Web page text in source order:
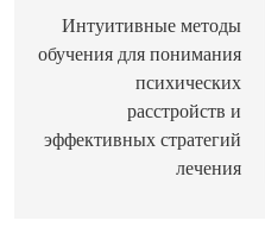
navigation
Интуитивные методы
обучения для понимания
психических
расстройств и
эффективных стратегий
лечения